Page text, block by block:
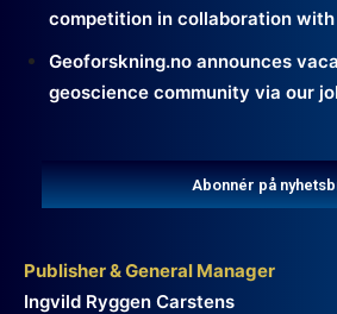
competition in collaboration
Geoforskning.no announces
geoscience community via our
Abonnér på
Publisher & General Manager
Ingvild Ryggen Carstens